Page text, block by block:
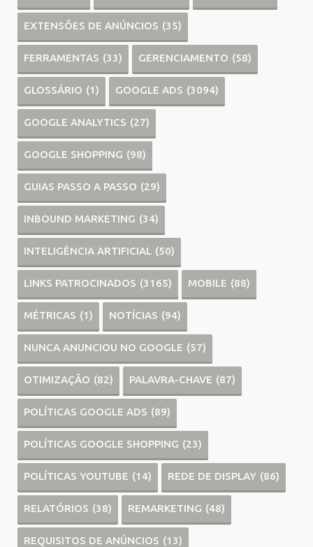
EXTENSÕES DE ANÚNCIOS (35)
FERRAMENTAS (33) GERENCIAMENTO (58)
GLOSSÁRIO (1) GOOGLE ADS (3094)
GOOGLE ANALYTICS (27)
GOOGLE SHOPPING (98)
GUIAS PASSO A PASSO (29)
INBOUND MARKETING (34)
INTELIGÊNCIA ARTIFICIAL (50)
LINKS PATROCINADOS (3165) MOBILE (88)
MÉTRICAS (1) NOTÍCIAS (94)
NUNCA ANUNCIOU NO GOOGLE (57)
OTIMIZAÇÃO (82) PALAVRA-CHAVE (87)
POLÍTICAS GOOGLE ADS (89)
POLÍTICAS GOOGLE SHOPPING (23)
POLÍTICAS YOUTUBE (14) REDE DE DISPLAY (86)
RELATÓRIOS (38) REMARKETING (48)
REQUISITOS DE ANÚNCIOS (13)